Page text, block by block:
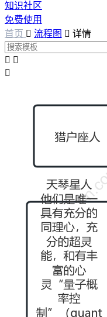
知识社区
免费使用
首页  流程图  详情
 
